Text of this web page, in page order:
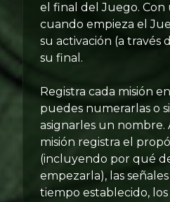
el final del Juego. Con
cuando empieza el
su activación (a través
su final.
Registra cada misión
puedes numerarlas o
asignarles un nombre.
misión registra el
(incluyendo por qué
empezarla), las señales
tiempo establecido,